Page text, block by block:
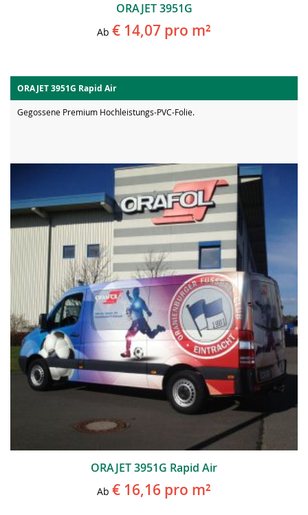
ORAJET 3951G
Ab € 14,07 pro m²
ORAJET 3951G Rapid Air
Gegossene Premium Hochleistungs-PVC-Folie.
ORAJET 3951G Rapid Air
Ab € 16,16 pro m²